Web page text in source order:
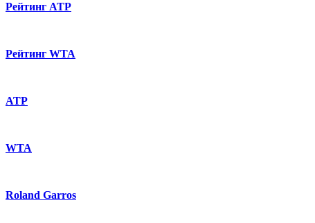
Рейтинг ATP
Рейтинг WTA
ATP
WTA
Roland Garros